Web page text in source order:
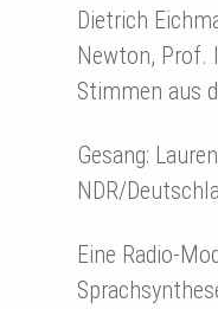
Dietrich
Newton, Prof.
Stimmen aus
Gesang:
NDR/
Eine Radio-